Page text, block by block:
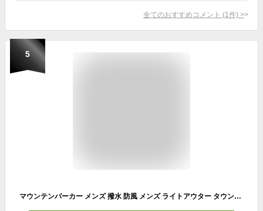
全てのおすすめコメント (1 件) >
5
マウンテンパーカー メンズ 撥水 防風 メンズ ライトアウター タウンユース ウィンドブレーカー ナイロンジャケット ウインドブレーカー レインコート 迷彩 ジャンパー・ブルゾン おしゃれ シェルジャケット メンズファッション マンパー